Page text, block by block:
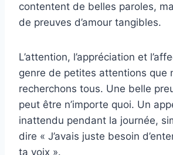
contentent de belles paroles,
de preuves d’amour tangibles.
L’attention, l’appréciation et
genre de petites attentions que
recherchons tous. Une belle
peut être n’importe quoi. Un
inattendu pendant la journée,
dire « J’avais juste besoin
ta voix ».